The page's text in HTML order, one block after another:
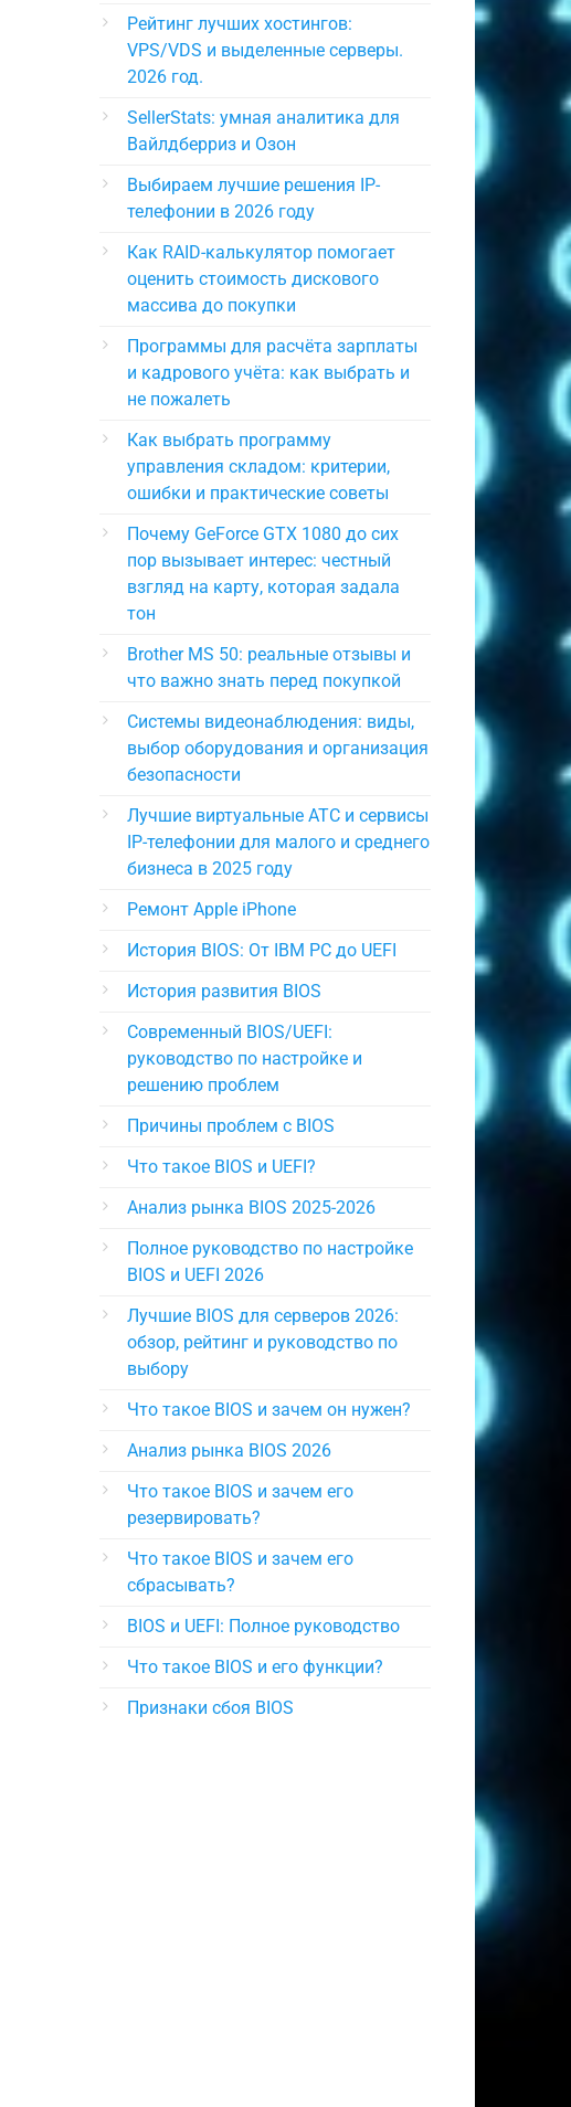
Рейтинг лучших хостингов:
VPS/VDS и выделенные серверы.
2026 год.
SellerStats: умная аналитика для
Вайлдберриз и Озон
Выбираем лучшие решения IP-
телефонии в 2026 году
Как RAID-калькулятор помогает
оценить стоимость дискового
массива до покупки
Программы для расчёта зарплаты
и кадрового учёта: как выбрать и
не пожалеть
Как выбрать программу
управления складом: критерии,
ошибки и практические советы
Почему GeForce GTX 1080 до сих
пор вызывает интерес: честный
взгляд на карту, которая задала
тон
Brother MS 50: реальные отзывы и
что важно знать перед покупкой
Системы видеонаблюдения: виды,
выбор оборудования и организация
безопасности
Лучшие виртуальные АТС и сервисы
IP-телефонии для малого и среднего
бизнеса в 2025 году
Ремонт Apple iPhone
История BIOS: От IBM PC до UEFI
История развития BIOS
Современный BIOS/UEFI:
руководство по настройке и
решению проблем
Причины проблем с BIOS
Что такое BIOS и UEFI?
Анализ рынка BIOS 2025-2026
Полное руководство по настройке
BIOS и UEFI 2026
Лучшие BIOS для серверов 2026:
обзор, рейтинг и руководство по
выбору
Что такое BIOS и зачем он нужен?
Анализ рынка BIOS 2026
Что такое BIOS и зачем его
резервировать?
Что такое BIOS и зачем его
сбрасывать?
BIOS и UEFI: Полное руководство
Что такое BIOS и его функции?
Признаки сбоя BIOS